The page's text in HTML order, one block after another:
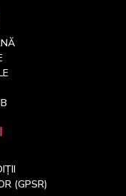
(GPSR)